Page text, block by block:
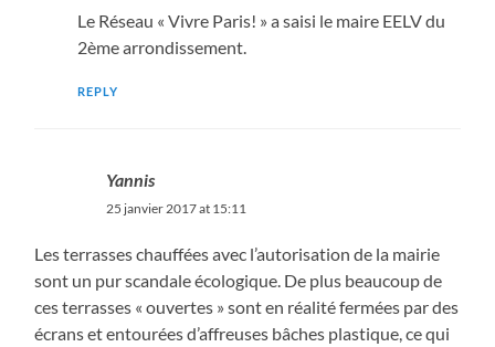
Le Réseau « Vivre Paris! » a saisi le maire EELV du
2ème arrondissement.
REPLY
Yannis
25 janvier 2017 at 15:11
Les terrasses chauffées avec l’autorisation de la mairie
sont un pur scandale écologique. De plus beaucoup de
ces terrasses « ouvertes » sont en réalité fermées par des
écrans et entourées d’affreuses bâches plastique, ce qui